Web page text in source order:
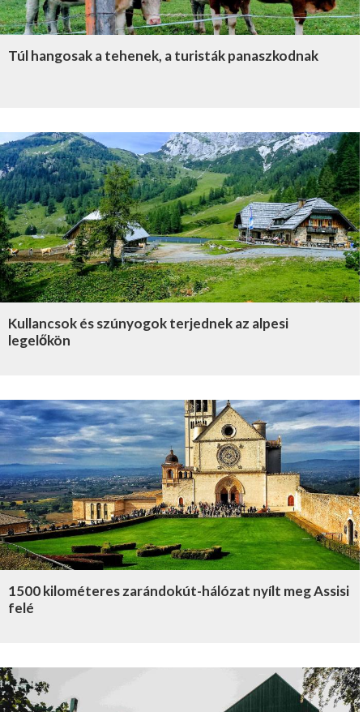
Túl hangosak a tehenek, a turisták panaszkodnak
Kullancsok és szúnyogok terjednek az alpesi
legelőkön
1500 kilométeres zarándokút-hálózat nyílt meg Assisi
felé